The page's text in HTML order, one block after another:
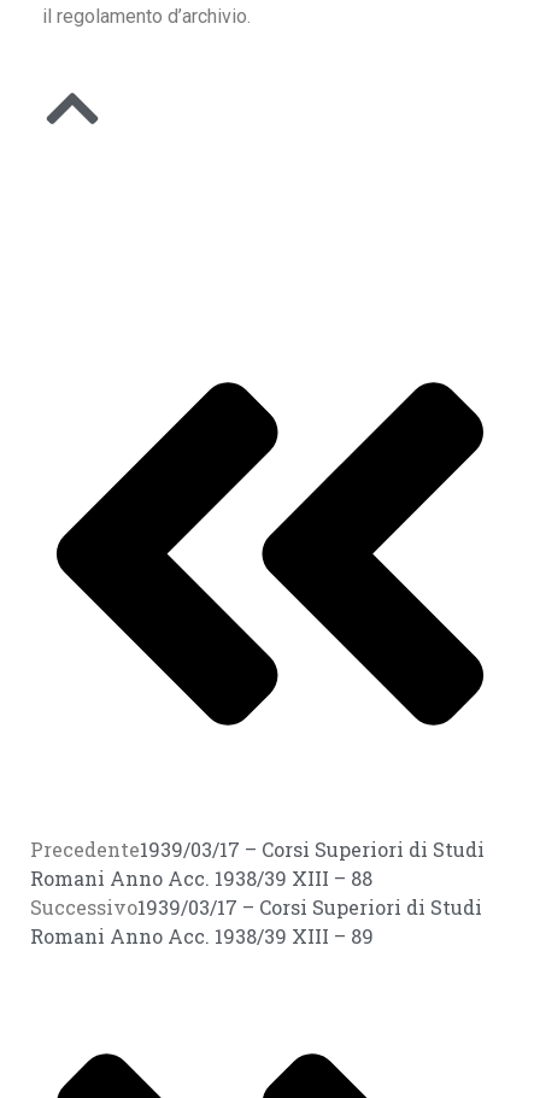
il regolamento d’archivio.
Precedente1939/03/17 – Corsi Superiori di Studi
Romani Anno Acc. 1938/39 XIII – 88
Successivo1939/03/17 – Corsi Superiori di Studi
Romani Anno Acc. 1938/39 XIII – 89